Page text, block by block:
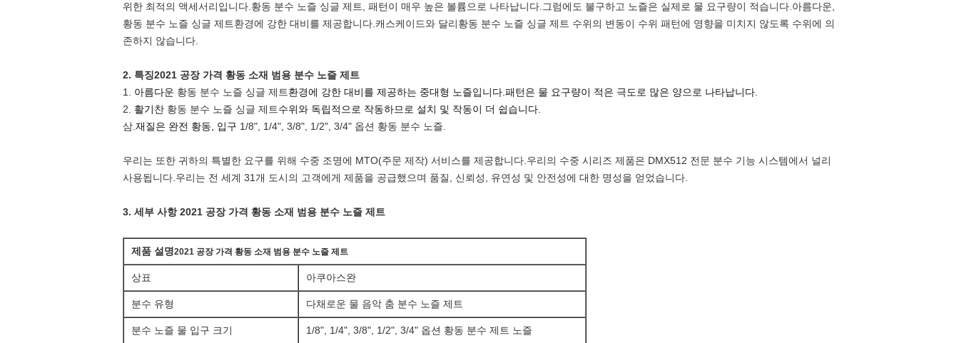
위한 최적의 액세서리입니다. 황동 분수 노즐 싱글 제트
, 패턴이 매우 높은 볼륨으로 나타납니다.그럼에도 불구하고 노즐은 실제로 물 요구량이 적습니다.아름다운,
황동 분수 노즐 싱글 제트환경에 강한 대비를 제공합니다.캐스케이드와 달리황동 분수 노즐 싱글 제트 수위의 변동이 수위 패턴에 영향을 미치지 않도록 수위에 의
존하지 않습니다.
2. 특징2021 공장 가격 황동 소재 범용 분수 노즐 제트
1. 아름다운 황동 분수 노즐 싱글 제트환경에 강한 대비를 제공하는 중대형 노즐입니다.패턴은 물 요구량이 적은 극도로 많은 양으로 나타납니다.
2. 활기찬 황동 분수 노즐 싱글 제트수위와 독립적으로 작동하므로 설치 및 작동이 더 쉽습니다.
삼. 재질은 완전 황동, 입구 1/8", 1/4", 3/8", 1/2", 3/4" 옵션 황동 분수 노즐.
우리는 또한 귀하의 특별한 요구를 위해 수중 조명에 MTO(주문 제작) 서비스를 제공합니다.우리의 수중 시리즈 제품은 DMX512 전문 분수 기능 시스템에서 널리
사용됩니다.우리는 전 세계 31개 도시의 고객에게 제품을 공급했으며 품질, 신뢰성, 유연성 및 안전성에 대한 명성을 얻었습니다.
3. 세부 사항2021 공장 가격 황동 소재 범용 분수 노즐 제트
제품 설명2021 공장 가격 황동 소재 범용 분수 노즐 제트
상표 아쿠아스완
분수 유형 다채로운 물 음악 춤 분수 노즐 제트
분수 노즐 물 입구 크기 1/8", 1/4", 3/8", 1/2", 3/4" 옵션 황동 분수 제트 노즐